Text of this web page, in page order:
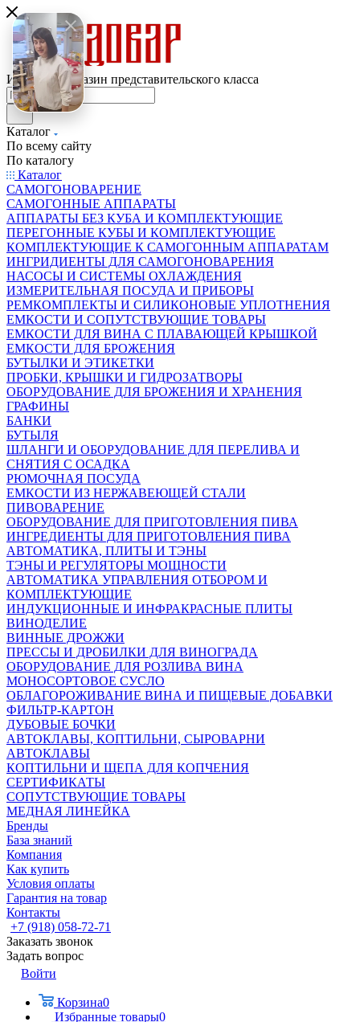
Интернет-магазин представительского класса
Каталог
По всему сайту
По каталогу
Каталог
САМОГОНОВАРЕНИЕ
САМОГОННЫЕ АППАРАТЫ
АППАРАТЫ БЕЗ КУБА И КОМПЛЕКТУЮЩИЕ
ПЕРЕГОННЫЕ КУБЫ И КОМПЛЕКТУЮЩИЕ
КОМПЛЕКТУЮЩИЕ К САМОГОННЫМ АППАРАТАМ
ИНГРИДИЕНТЫ ДЛЯ САМОГОНОВАРЕНИЯ
НАСОСЫ И СИСТЕМЫ ОХЛАЖДЕНИЯ
ИЗМЕРИТЕЛЬНАЯ ПОСУДА И ПРИБОРЫ
РЕМКОМПЛЕКТЫ И СИЛИКОНОВЫЕ УПЛОТНЕНИЯ
ЕМКОСТИ И СОПУТСТВУЮЩИЕ ТОВАРЫ
ЕМКОСТИ ДЛЯ ВИНА С ПЛАВАЮЩЕЙ КРЫШКОЙ
ЕМКОСТИ ДЛЯ БРОЖЕНИЯ
БУТЫЛКИ И ЭТИКЕТКИ
ПРОБКИ, КРЫШКИ И ГИДРОЗАТВОРЫ
ОБОРУДОВАНИЕ ДЛЯ БРОЖЕНИЯ И ХРАНЕНИЯ
ГРАФИНЫ
БАНКИ
БУТЫЛЯ
ШЛАНГИ И ОБОРУДОВАНИЕ ДЛЯ ПЕРЕЛИВА И
СНЯТИЯ С ОСАДКА
РЮМОЧНАЯ ПОСУДА
ЕМКОСТИ ИЗ НЕРЖАВЕЮЩЕЙ СТАЛИ
ПИВОВАРЕНИЕ
ОБОРУДОВАНИЕ ДЛЯ ПРИГОТОВЛЕНИЯ ПИВА
ИНГPЕДИЕНТЫ ДЛЯ ПРИГОТОВЛЕНИЯ ПИВА
АВТОМАТИКА, ПЛИТЫ И ТЭНЫ
ТЭНЫ И РЕГУЛЯТОРЫ МОЩНОСТИ
АВТОМАТИКА УПРАВЛЕНИЯ ОТБОРОМ И
КОМПЛЕКТУЮЩИЕ
ИНДУКЦИОННЫЕ И ИНФРАКРАСНЫЕ ПЛИТЫ
ВИНОДЕЛИЕ
ВИННЫЕ ДРОЖЖИ
ПРЕССЫ И ДРОБИЛКИ ДЛЯ ВИНОГРАДА
ОБОРУДОВАНИЕ ДЛЯ РОЗЛИВА ВИНА
МОНОСОРТОВОЕ СУСЛО
ОБЛАГОРОЖИВАНИЕ ВИНА И ПИЩЕВЫЕ ДОБАВКИ
ФИЛЬТР-КАРТОН
ДУБОВЫЕ БОЧКИ
АВТОКЛАВЫ, КОПТИЛЬНИ, СЫРОВАРНИ
АВТОКЛАВЫ
КОПТИЛЬНИ И ЩЕПА ДЛЯ КОПЧЕНИЯ
СЕРТИФИКАТЫ
СОПУТСТВУЮЩИЕ ТОВАРЫ
МЕДНАЯ ЛИНЕЙКА
Бренды
База знаний
Компания
Как купить
Условия оплаты
Гарантия на товар
Контакты
+7 (918) 058-72-71
Заказать звонок
Задать вопрос
Войти
Корзина0
Избранные товары0